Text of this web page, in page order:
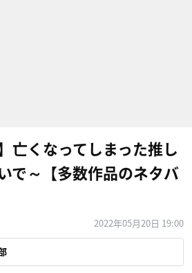
亡くなってしまった推し
で～【多数作品のネタバ
2022年05月20日 19:00